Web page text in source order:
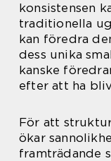
konsistensen
traditionella
kan föredra
dess unika
kanske
efter att ha
För att
ökar
framträdande